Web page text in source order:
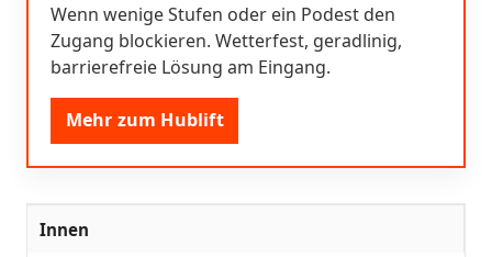
Wenn wenige Stufen oder ein Podest den
Zugang blockieren. Wetterfest, geradlinig,
barrierefreie Lösung am Eingang.
Mehr zum Hublift
Innen